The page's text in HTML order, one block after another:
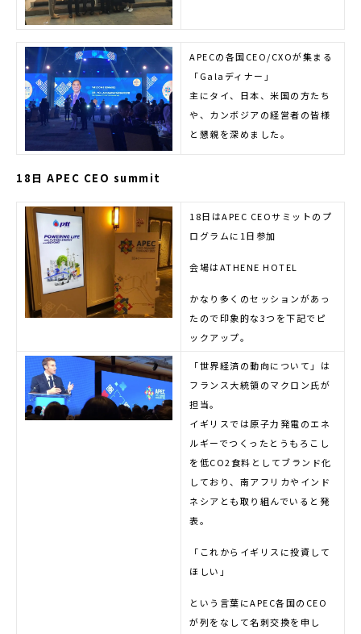
APECの各国CEO/CXOが集まる
「Galaディナー」
主にタイ、日本、米国の方たち
や、カンボジアの経営者の皆様
と懇親を深めました。
18日 APEC CEO summit
18日はAPEC CEOサミットのプ
ログラムに1日参加
会場はATHENE HOTEL
かなり多くのセッションがあっ
たので印象的な3つを下記でピ
ックアップ。
「世界経済の動向について」は
フランス大統領のマクロン氏が
担当。
イギリスでは原子力発電のエネ
ルギーでつくったとうもろこし
を低CO2食料としてブランド化
しており、南アフリカやインド
ネシアとも取り組んでいると発
表。
「これからイギリスに投資して
ほしい」
という言葉にAPEC各国のCEO
が列をなして名刺交換を申し